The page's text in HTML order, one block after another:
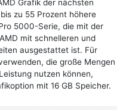
Grafik der nächsten
zu 55 Prozent höhere
5000-Serie, die mit der
mit schnelleren und
ausgestattet ist. Für
die große Mengen
nutzen können,
mit 16 GB Speicher.